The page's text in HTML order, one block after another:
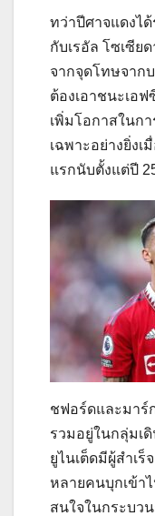
ทว่าปีศาจแดงไ
กับเรอัล โซเซีย
จากจุดโทษจากบ
ต้องเอาชนะเอ
เพิ่มโอกาสในก
เฉพาะอย่างยิ่งเ
แรกนับตั้งแต่ปี
ชฟอร์ดและมาร์
รวมอยู่ในกลุ่มเ
ยูไนเต็ดมีผู้สำเ
หลายคนบุกเข้า
สนใจในกระบว